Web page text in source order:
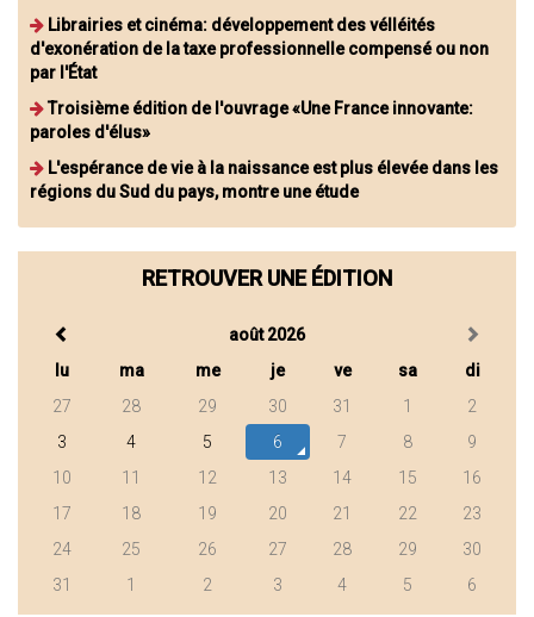
Librairies et cinéma: développement des vélléités
d'exonération de la taxe professionnelle compensé ou non
par l'État
Troisième édition de l'ouvrage «Une France innovante:
paroles d'élus»
L'espérance de vie à la naissance est plus élevée dans les
régions du Sud du pays, montre une étude
RETROUVER UNE ÉDITION
août 2026
lu
ma me je ve sa
di
27
28 29 30 31 1
2
3
4 5 6 7 8
9
10
11 12 13 14 15
16
17
18 19 20 21 22
23
24
25 26 27 28 29
30
31
1 2 3 4 5 6